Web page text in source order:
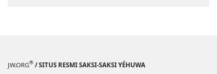
JW.ORG® / SITUS RESMI SAKSI-SAKSI YÉHUWA